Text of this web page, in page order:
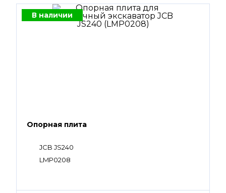
В наличии
Опорная плита
JCB JS240
LMP0208